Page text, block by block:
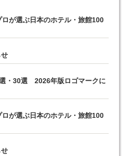
ロが選ぶ日本のホテル・旅館100
選・30選 2026年版ロゴマークに
ロが選ぶ日本のホテル・旅館100